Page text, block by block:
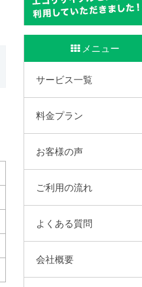
メニュー
サービス一覧
料金プラン
お客様の声
ご利用の流れ
よくある質問
会社概要